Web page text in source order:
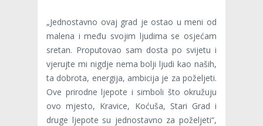
„Jednostavno ovaj grad je ostao u meni od
malena i među svojim ljudima se osjećam
sretan. Proputovao sam dosta po svijetu i
vjerujte mi nigdje nema bolji ljudi kao naših,
ta dobrota, energija, ambicija je za poželjeti.
Ove prirodne ljepote i simboli što okružuju
ovo mjesto, Kravice, Koćuša, Stari Grad i
druge ljepote su jednostavno za poželjeti“,